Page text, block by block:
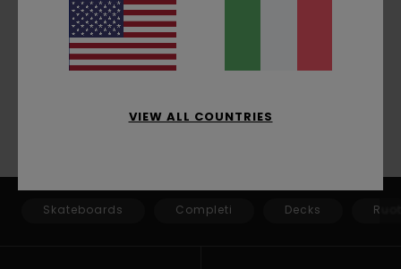
ISCRIVITI
Skateboards Completi Decks
VIEW ALL COUNTRIES